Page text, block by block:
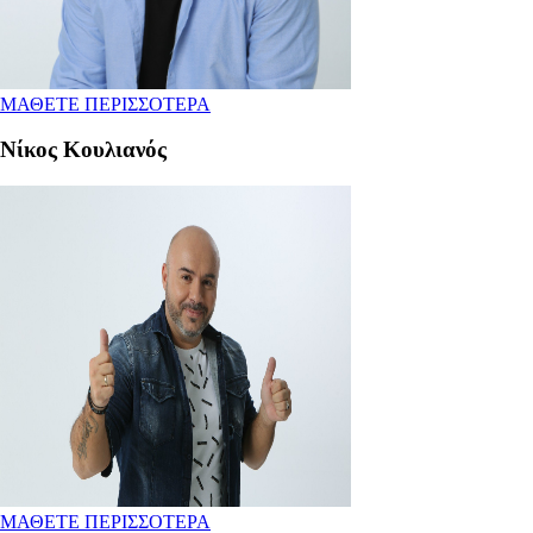
ΜΑΘΕΤΕ ΠΕΡΙΣΣΟΤΕΡΑ
Νίκος Κουλιανός
ΜΑΘΕΤΕ ΠΕΡΙΣΣΟΤΕΡΑ